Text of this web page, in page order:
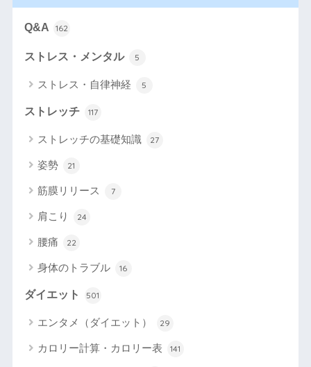
Q&A 162
ストレス・メンタル 5
ストレス・自律神経 5
ストレッチ 117
ストレッチの基礎知識 27
姿勢 21
筋膜リリース 7
肩こり 24
腰痛 22
身体のトラブル 16
ダイエット 501
エンタメ（ダイエット） 29
カロリー計算・カロリー表 141